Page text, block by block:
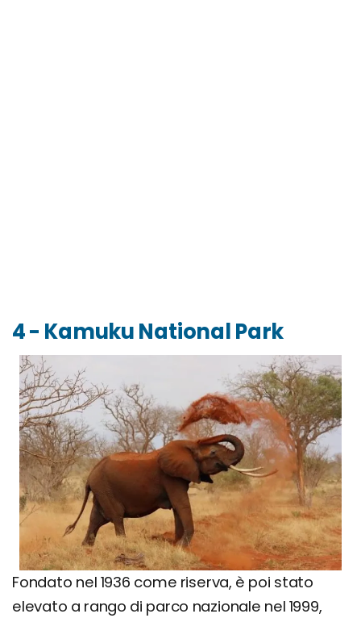
4 - Kamuku National Park
Fondato nel 1936 come riserva, è poi stato
elevato a rango di parco nazionale nel 1999,